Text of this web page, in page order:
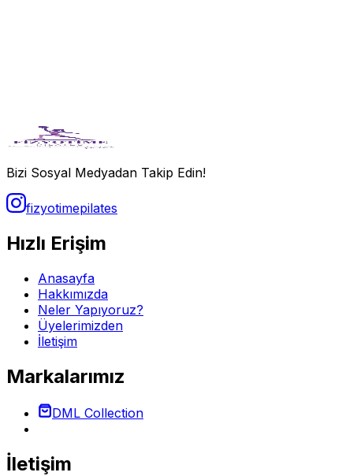
Bizi Sosyal Medyadan Takip Edin!
fizyotimepilates
Hızlı Erişim
Anasayfa
Hakkımızda
Neler Yapıyoruz?
Üyelerimizden
İletişim
Markalarımız
DML Collection
İletişim